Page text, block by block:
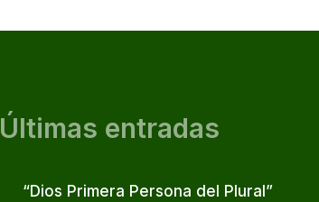
Últimas entradas
“Dios Primera Persona del Plural”